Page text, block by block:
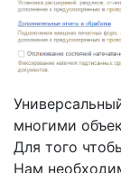
многими
Для того
Нам